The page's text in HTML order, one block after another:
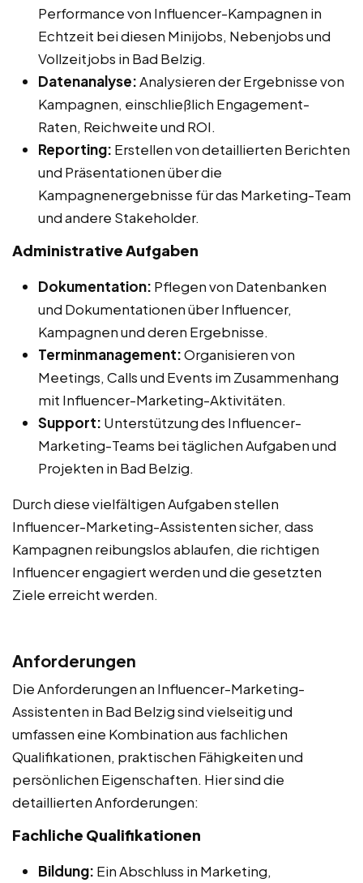
Performance von Influencer-Kampagnen in
Echtzeit bei diesen Minijobs, Nebenjobs und
Vollzeitjobs in Bad Belzig.
Datenanalyse:Analysieren der Ergebnisse von
Kampagnen, einschließlich Engagement-
Raten, Reichweite und ROI.
Reporting: Erstellen von detaillierten Berichten
und Präsentationen über die
Kampagnenergebnisse für das Marketing-Team
und andere Stakeholder.
Administrative Aufgaben
Dokumentation: Pflegen von Datenbanken
und Dokumentationen über Influencer,
Kampagnen und deren Ergebnisse.
Terminmanagement:Organisieren von
Meetings, Calls und Events im Zusammenhang
mit Influencer-Marketing-Aktivitäten.
Support: Unterstützung des Influencer-
Marketing-Teams bei täglichen Aufgaben und
Projekten in Bad Belzig.
Durch diese vielfältigen Aufgaben stellen
Influencer-Marketing-Assistenten sicher, dass
Kampagnen reibungslos ablaufen, die richtigen
Influencer engagiert werden und die gesetzten
Ziele erreicht werden.
Anforderungen
Die Anforderungen an Influencer-Marketing-
Assistenten in Bad Belzig sind vielseitig und
umfassen eine Kombination aus fachlichen
Qualifikationen, praktischen Fähigkeiten und
persönlichen Eigenschaften. Hier sind die
detaillierten Anforderungen:
Fachliche Qualifikationen
Bildung: Ein Abschluss in Marketing,